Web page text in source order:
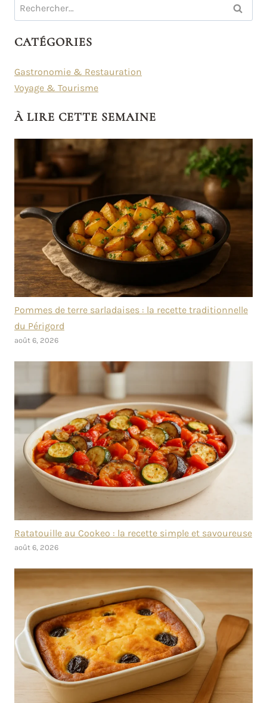
Rechercher :
CATÉGORIES
Gastronomie & Restauration
Voyage & Tourisme
À LIRE CETTE SEMAINE
Pommes de terre sarladaises : la recette traditionnelle
du Périgord
août 6, 2026
Ratatouille au Cookeo : la recette simple et savoureuse
août 6, 2026